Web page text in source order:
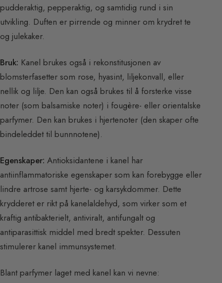
pudderaktig, pepperaktig, og samtidig rund i sin
utvikling. Duften er pirrende og minner om krydret te
og julekaker.
Bruk: Kanel brukes også i rekonstitusjonen av
blomsterfasetter som rose, hyasint, liljekonvall, eller
nellik og lilje. Den kan også brukes til å forsterke visse
noter (som balsamiske noter) i fougère- eller orientalske
parfymer. Den kan brukes i hjertenoter (den skaper ofte
bindeleddet til bunnnotene).
Egenskaper: Antioksidantene i kanel har
antiinflammatoriske egenskaper som kan forebygge eller
lindre artrose samt hjerte- og karsykdommer. Dette
krydderet er rikt på kanelaldehyd, som virker som et
kraftig antibakterielt, antiviralt, antifungalt og
antiparasittisk middel med bredt spekter. Dessuten
stimulerer kanel immunsystemet.
Blant parfymer laget med kanel kan vi nevne: